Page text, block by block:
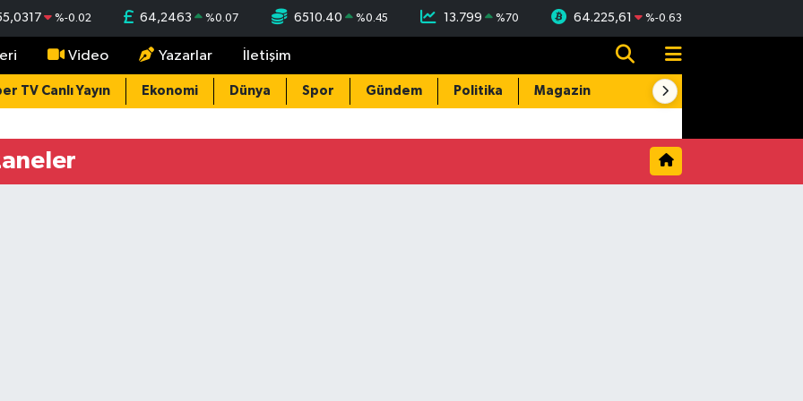
%-0.02 64,2463 %0.07 6510.40 %0.45 13.799 %70 64.225,61 %-0.63
Video Yazarlar İletişim
TV Canlı Yayın Ekonomi Dünya Spor Gündem Politika Magazin Resmi İlanlar